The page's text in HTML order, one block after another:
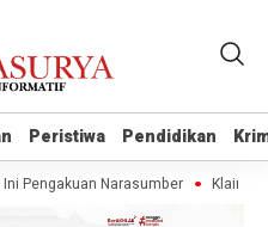
Peristiwa Pendidikan
Peristiwa Pendidikan
Pengakuan Narasumber Klaim